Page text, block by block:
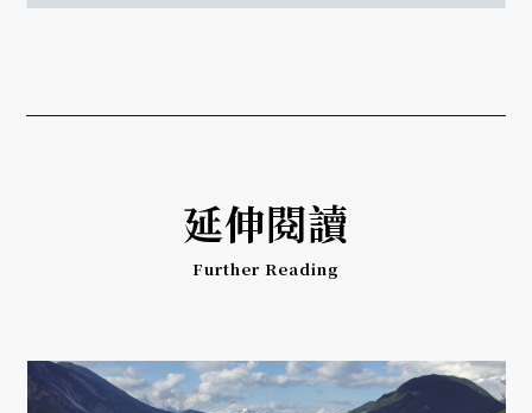
延伸閱讀
Further Reading